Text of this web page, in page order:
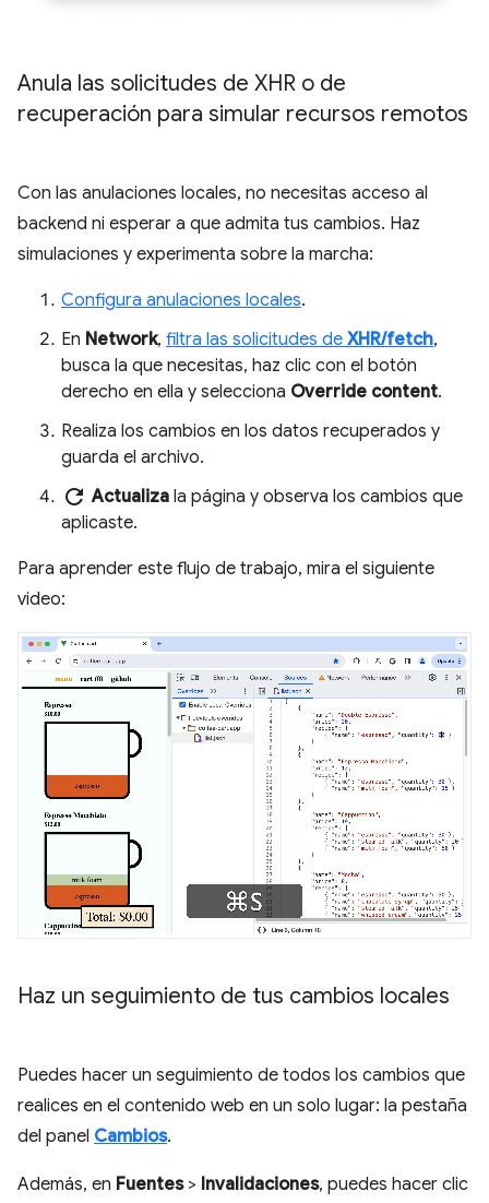
Anula las solicitudes de XHR o de
recuperación para simular recursos remotos
Con las anulaciones locales, no necesitas acceso al
backend ni esperar a que admita tus cambios. Haz
simulaciones y experimenta sobre la marcha:
Configura anulaciones locales.
En Network, filtra las solicitudes de XHR/fetch,
busca la que necesitas, haz clic con el botón
derecho en ella y selecciona Override content.
Realiza los cambios en los datos recuperados y
guarda el archivo.
refresh Actualiza la página y observa los cambios que
aplicaste.
Para aprender este flujo de trabajo, mira el siguiente
video:
Haz un seguimiento de tus cambios locales
Puedes hacer un seguimiento de todos los cambios que
realices en el contenido web en un solo lugar: la pestaña
del panel Cambios.
Además, en Fuentes> Invalidaciones, puedes hacer clic